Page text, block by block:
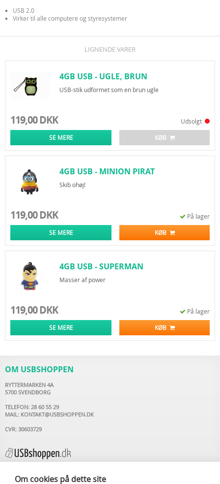
USB 2.0
Virker til alle computere og styresystemer
LIGNENDE VARER
4GB USB - UGLE, BRUN
USB-stik udformet som en brun ugle
119,00 DKK Udsolgt
SE MERE KØB
4GB USB - MINION PIRAT
Skib ohøj!
119,00 DKK På lager
SE MERE KØB
4GB USB - SUPERMAN
Masser af power
119,00 DKK På lager
SE MERE KØB
OM USBSHOPPEN
RYTTERMARKEN 4A
5700 SVENDBORG
TELEFON: 28 60 55 29
MAIL: KONTAKT@USBSHOPPEN.DK
CVR: 30603729
Om cookies på dette site